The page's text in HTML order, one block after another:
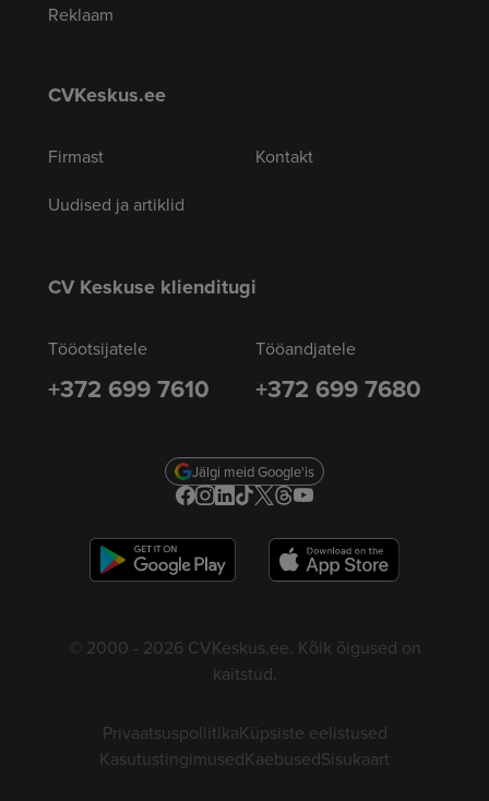
Reklaam
CVKeskus.ee
Firmast
Uudised ja artiklid
Kontakt
CV Keskuse klienditugi
Tööotsijatele
+372 699 7610
Tööandjatele
+372 699 7680
Jälgi meid Google'is
© 2000 - 2026 CVKeskus.ee. Kõik õigused on
kaitstud.
PrivaatsuspoliitikaKüpsiste eelistused
KasutustingimusedKaebusedSisukaart